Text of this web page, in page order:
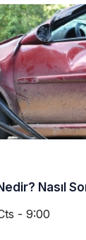
Nasıl
- 9:00